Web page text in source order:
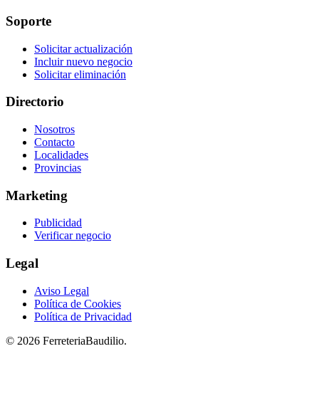
Soporte
Solicitar actualización
Incluir nuevo negocio
Solicitar eliminación
Directorio
Nosotros
Contacto
Localidades
Provincias
Marketing
Publicidad
Verificar negocio
Legal
Aviso Legal
Política de Cookies
Política de Privacidad
© 2026 FerreteriaBaudilio.